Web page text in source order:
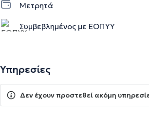
Μετρητά
Συμβεβλημένος με ΕΟΠΥΥ
Υπηρεσίες
Δεν έχουν προστεθεί ακόμη